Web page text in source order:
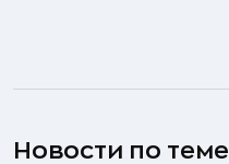
Новости по теме